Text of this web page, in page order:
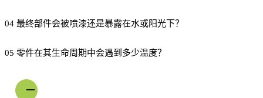
04 最终部件会被喷漆还是暴露在水或阳光下？
05 零件在其生命周期中会遇到多少温度？
一